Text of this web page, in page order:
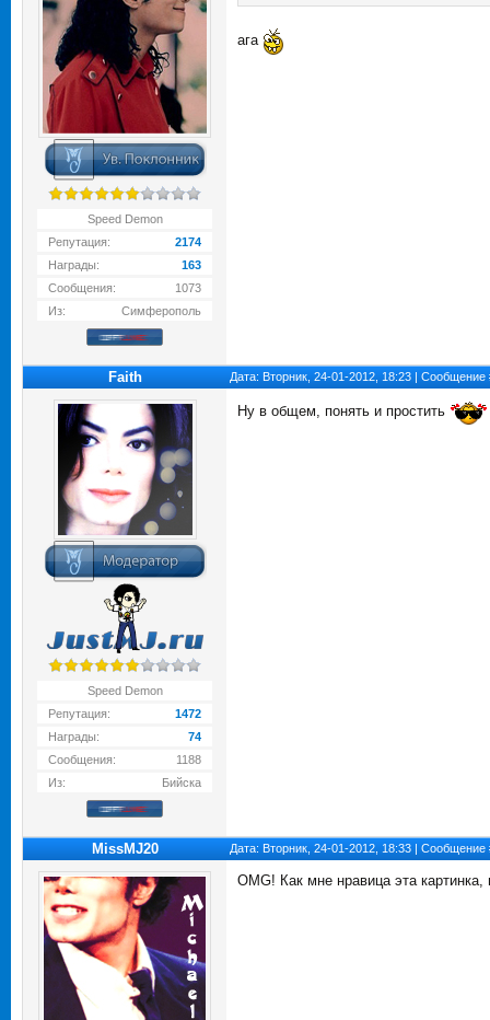
Speed Demon
Репутация:
2174
Награды:
163
Сообщения:
1073
Из:
Симферополь
ага
Faith Дата: Вторник, 24-01-2012, 18:23 |
Speed Demon
Репутация:
1472
Награды:
74
Сообщения:
1188
Из:
Бийска
Ну в общем, понять и простить
MissMJ20 Дата: Вторник, 24-01-2012, 18:33 |
OMG! Как мне нравица эта картинка,